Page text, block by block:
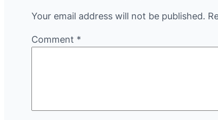
Your email address will not be published.
Comment *